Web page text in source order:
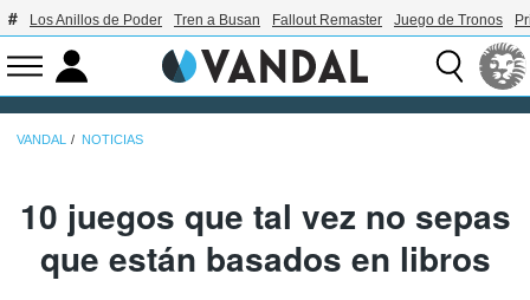
Los Anillos de Poder Tren a Busan Fallout Remaster Juego de Tronos
VANDAL NOTICIAS
10 juegos que tal vez no sepas
que están basados en libros